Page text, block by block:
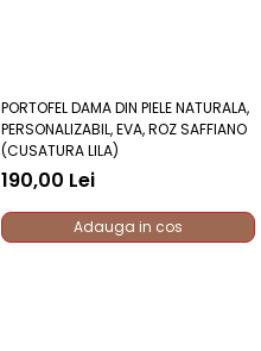
PORTOFEL DAMA DIN PIELE NATURALA,
PERSONALIZABIL, EVA, ROZ SAFFIANO
(CUSATURA LILA)
190,00 Lei
Adauga in cos